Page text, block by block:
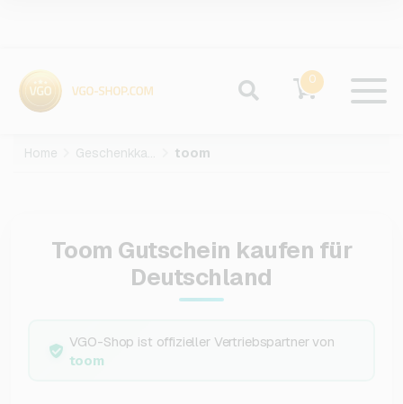
0
Home Geschenkkarten toom
Toom Gutschein kaufen für
Deutschland
VGO-Shop ist offizieller Vertriebspartner von
toom